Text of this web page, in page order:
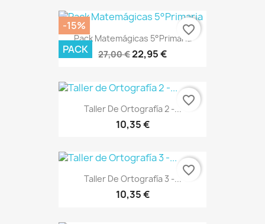
Pack Matemágicas 5°Primaria
27,00 €22,95 €
-15%
PACK
favorite_border
Taller De Ortografía 2 -...
10,35 €
favorite_border
Taller De Ortografía 3 -...
10,35 €
favorite_border